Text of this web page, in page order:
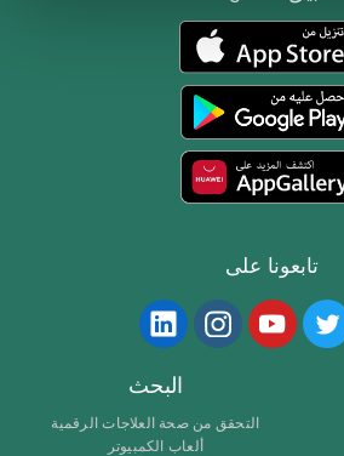
تابعونا على
البحث
التحقق من صحة العلاجات الرقمية
ألعاب الكمبيوتر